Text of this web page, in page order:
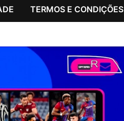
TERMOS E CONDIÇÕES